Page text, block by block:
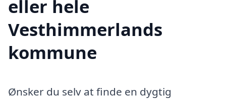
eller hele
Vesthimmerlands
kommune
Ønsker du selv at finde en dygtig